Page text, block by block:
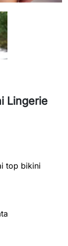
Lingerie
top bikini